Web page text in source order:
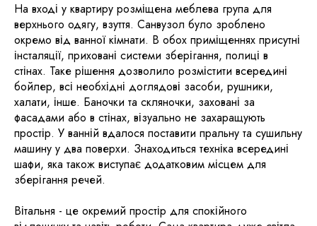
На вході у квартиру розміщена меблева група для
верхнього одягу, взуття. Санвузол було зроблено
окремо від ванної кімнати. В обох приміщеннях присутні
інсталяції, приховані системи зберігання, полиці в
стінах. Таке рішення дозволило розмістити всередині
бойлер, всі необхідні доглядові засоби, рушники,
халати, інше. Баночки та скляночки, заховані за
фасадами або в стінах, візуально не захаращують
простір. У ванній вдалося поставити пральну та сушильну
машину у два поверхи. Знаходиться техніка всередині
шафи, яка також виступає додатковим місцем для
зберігання речей.
Вітальня - це окремий простір для спокійного